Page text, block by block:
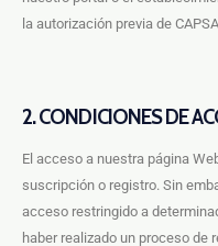
la autorización previa de
2. CONDICIONES DE
El acceso a nuestra página
suscripción o registro. Sin
acceso restringido a
haber realizado un proceso